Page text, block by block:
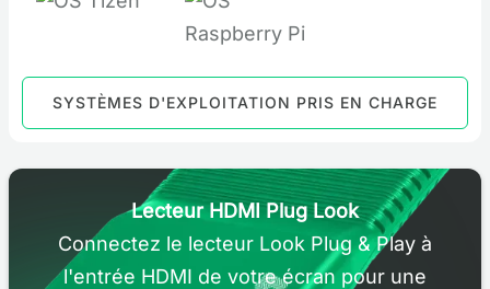
SYSTÈMES D'EXPLOITATION PRIS EN CHARGE
Lecteur HDMI Plug Look
Connectez le lecteur Look Plug & Play à
l'entrée HDMI de votre écran pour une